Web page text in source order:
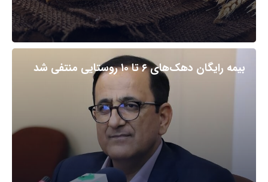
بیمه رایگان دهک‌های ۶ تا ۱۰ روستایی منتفی شد